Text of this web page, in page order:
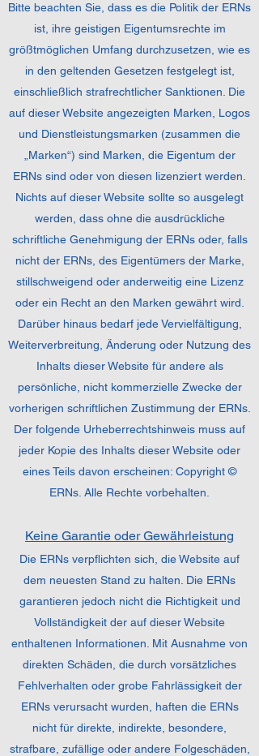
Bitte beachten Sie, dass es die Politik der ERNs
ist, ihre geistigen Eigentumsrechte im
größtmöglichen Umfang durchzusetzen, wie es
in den geltenden Gesetzen festgelegt ist,
einschließlich strafrechtlicher Sanktionen. Die
auf dieser Website angezeigten Marken, Logos
und Dienstleistungsmarken (zusammen die
„Marken“) sind Marken, die Eigentum der
ERNs sind oder von diesen lizenziert werden.
Nichts auf dieser Website sollte so ausgelegt
werden, dass ohne die ausdrückliche
schriftliche Genehmigung der ERNs oder, falls
nicht der ERNs, des Eigentümers der Marke,
stillschweigend oder anderweitig eine Lizenz
oder ein Recht an den Marken gewährt wird.
Darüber hinaus bedarf jede Vervielfältigung,
Weiterverbreitung, Änderung oder Nutzung des
Inhalts dieser Website für andere als
persönliche, nicht kommerzielle Zwecke der
vorherigen schriftlichen Zustimmung der ERNs.
Der folgende Urheberrechtshinweis muss auf
jeder Kopie des Inhalts dieser Website oder
eines Teils davon erscheinen: Copyright ©
ERNs. Alle Rechte vorbehalten.
Keine Garantie oder Gewährleistung
Die ERNs verpflichten sich, die Website auf
dem neuesten Stand zu halten. Die ERNs
garantieren jedoch nicht die Richtigkeit und
Vollständigkeit der auf dieser Website
enthaltenen Informationen. Mit Ausnahme von
direkten Schäden, die durch vorsätzliches
Fehlverhalten oder grobe Fahrlässigkeit der
ERNs verursacht wurden, haften die ERNs
nicht für direkte, indirekte, besondere,
strafbare, zufällige oder andere Folgeschäden,